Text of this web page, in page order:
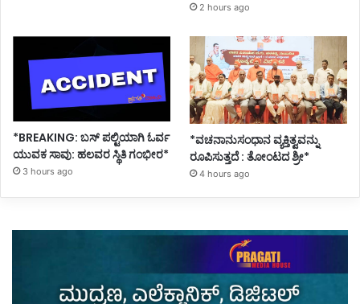
2 hours ago
*BREAKING: ಬಸ್ ಪಲ್ಟಿಯಾಗಿ ಓರ್ವ
ಯುವಕ ಸಾವು: ಹಲವರ ಸ್ಥಿತಿ ಗಂಭೀರ*
3 hours ago
*ವಚನಾನುಸಂಧಾನ ವ್ಯಕ್ತಿತ್ವವನ್ನು
ರೂಪಿಸುತ್ತದೆ : ತೋಂಟದ ಶ್ರೀ*
4 hours ago